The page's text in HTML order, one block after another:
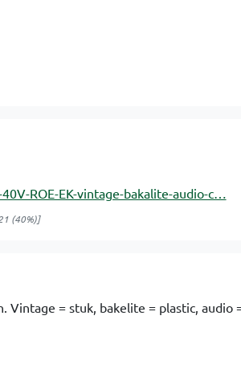
ROE-EK-vintage-bakalite-audio-c…
(40%)]
Vintage = stuk, bakelite = plastic, audio